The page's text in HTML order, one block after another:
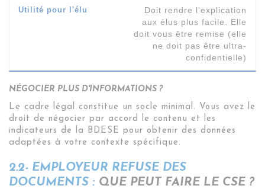
Doit rendre l'explication
aux élus plus facile. Elle
doit vous être remise (elle
ne doit pas être ultra-
confidentielle)
NÉGOCIER PLUS D'INFORMATIONS ?
Le cadre légal constitue un socle minimal . Vous avez le
droit de négocier par accord le contenu et les
indicateurs de la BDESE pour obtenir des données
adaptées à votre contexte spécifique .
2.2- EMPLOYEUR REFUSE DES
DOCUMENTS : QUE PEUT FAIRE LE CSE ?